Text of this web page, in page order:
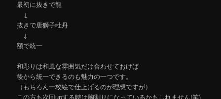
最初に抜きで龍
↓
抜きで唐獅子牡丹
↓
額で統一
和彫りは和風な雰囲気だけ合わせておけば
後から統一できるのも魅力の一つです。
（もちろん一枚絵で仕上げるのが理想ですが）
この方も次回upする時は胸割りになっているかもしれません(笑)